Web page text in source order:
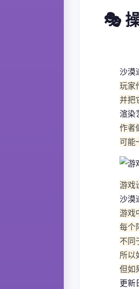
🎭
沙漠
玩家
并把
渲染
作者
可能
游戏
沙漠
游戏
每个
不同
所以
但如
更新